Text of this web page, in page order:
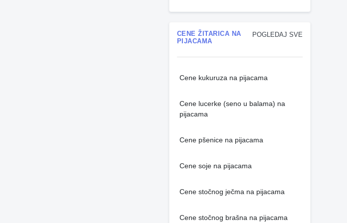
POGLEDAJ SVE
CENE ŽITARICA NA
PIJACAMA
Cene kukuruza na pijacama
Cene lucerke (seno u balama) na
pijacama
Cene pšenice na pijacama
Cene soje na pijacama
Cene stočnog ječma na pijacama
Cene stočnog brašna na pijacama